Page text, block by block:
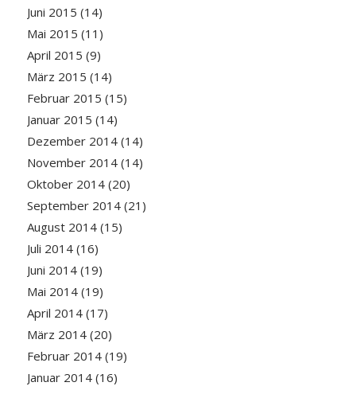
Juni 2015 (14)
Mai 2015 (11)
April 2015 (9)
März 2015 (14)
Februar 2015 (15)
Januar 2015 (14)
Dezember 2014(14)
November 2014(14)
Oktober 2014(20)
September 2014(21)
August 2014(15)
Juli 2014(16)
Juni 2014(19)
Mai 2014(19)
April 2014(17)
März 2014(20)
Februar 2014(19)
Januar 2014(16)